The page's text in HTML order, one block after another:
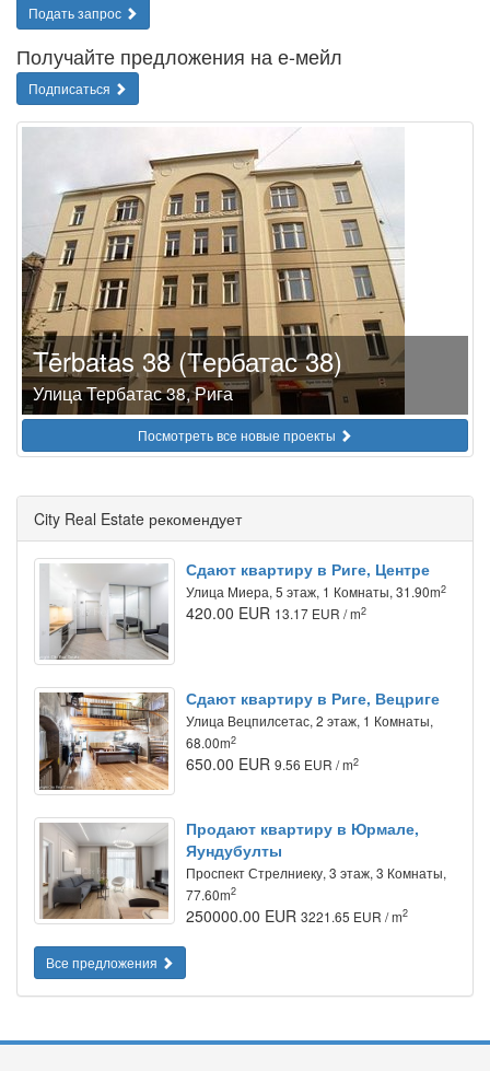
Подать запрос
Получайте предложения на е-мейл
Подписаться
Tērbatas 38 (Тербатас 38)
Улица Тербатас 38, Рига
Посмотреть все новые проекты
City Real Estate рекомендует
Сдают квартиру в Риге, Центре
Улица Миера, 5 этаж, 1 Комнаты, 31.90m2
420.00 EUR 13.17 EUR / m2
Сдают квартиру в Риге, Вецриге
Улица Вецпилсетас, 2 этаж, 1 Комнаты,
68.00m2
650.00 EUR 9.56 EUR / m2
Продают квартиру в Юрмале,
Яундубулты
Проспект Стрелниеку, 3 этаж, 3 Комнаты,
77.60m2
250000.00 EUR 3221.65 EUR / m2
Все предложения